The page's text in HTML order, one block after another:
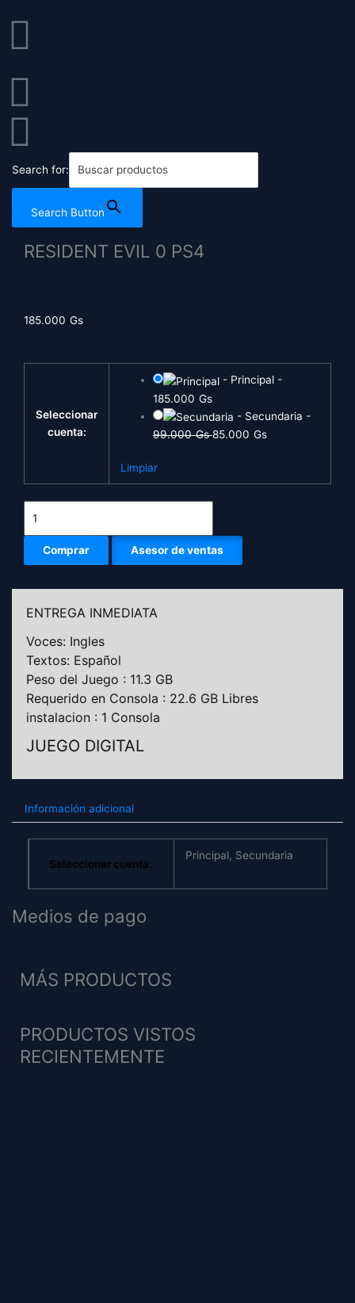
Search for:
Search Button
RESIDENT EVIL 0 PS4
185.000 Gs
Seleccionar
cuenta:
- Principal-
185.000 Gs
- Secundaria -
99.000Gs
price
was:
99.000
Gs.
85.000 Gs
price
85.000
Gs.
Limpiar
PS4
cantidad
Comprar Asesor de ventas
ENTREGA INMEDIATA
Voces: Ingles
Textos: Español
Peso del Juego : 11.3 GB
Requerido en Consola : 22.6 GB Libres
instalacion : 1 Consola
JUEGO DIGITAL
Información adicional
Seleccionar cuenta:
Principal, Secundaria
Medios de pago
MÁS PRODUCTOS
PRODUCTOS VISTOS
RECIENTEMENTE